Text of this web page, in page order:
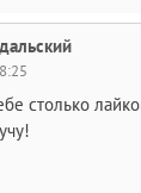
столько